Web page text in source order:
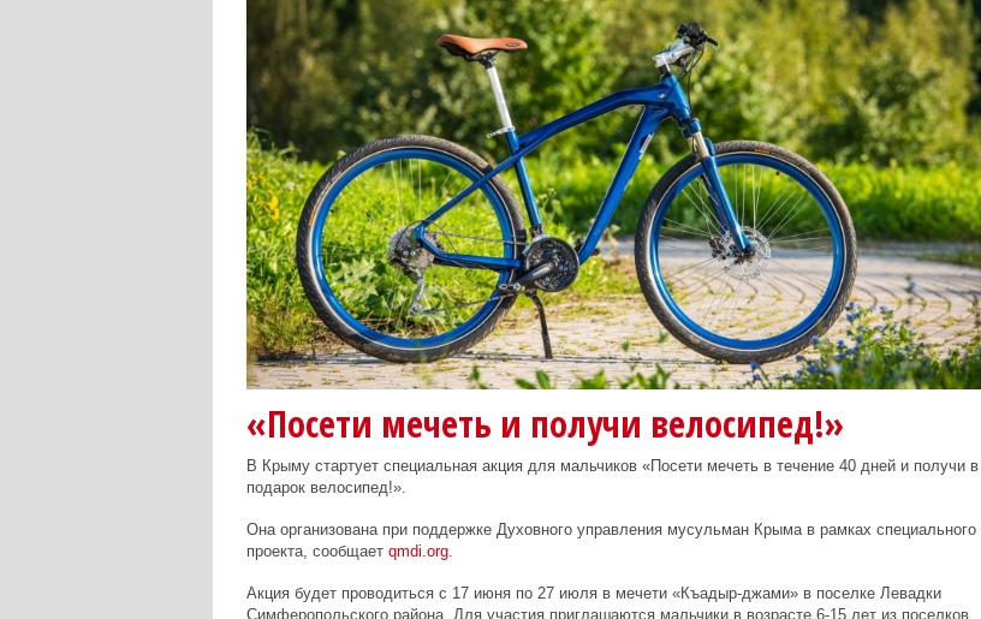
«Посети мечеть и получи велосипед!»
В Крыму стартует специальная акция для мальчиков «Посети мечеть в течение 40 дней и получи в
подарок велосипед!».
Она организована при поддержке Духовного управления мусульман Крыма в рамках специального
проекта, сообщает qmdi.org.
Акция будет проводиться с 17 июня по 27 июля в мечети «Къадыр-джами» в поселке Левадки
Симферопольского района. Для участия приглашаются мальчики в возрасте 6-15 лет из поселков